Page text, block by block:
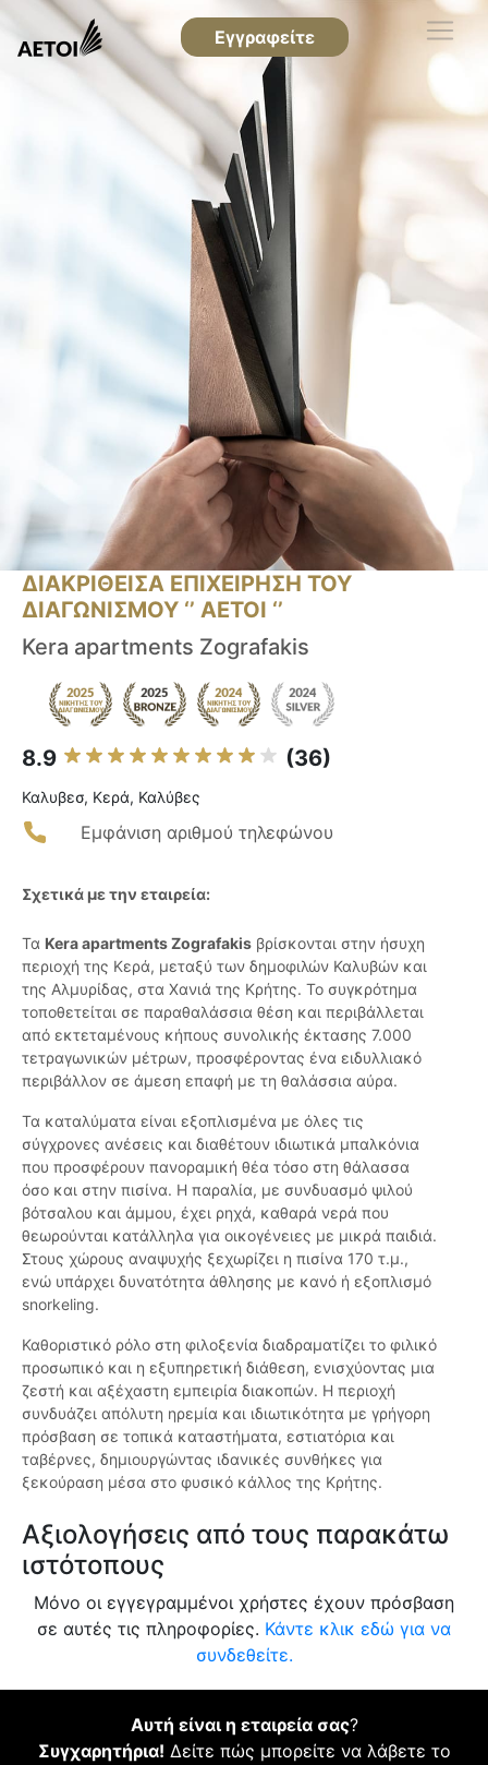
Εγγραφείτε
ΔΙΑΚΡΙΘΕΙΣΑ ΕΠΙΧΕΙΡΗΣΗ ΤΟΥ
ΔΙΑΓΩΝΙΣΜΟΥ ‘’ ΑΕΤΟΙ ‘’
Kera apartments Zografakis
8.9 (36)
Καλυβεσ, Κερά, Καλύβες
Εμφάνιση αριθμού τηλεφώνου
Σχετικά με την εταιρεία:
Τα Kera apartments Zografakis βρίσκονται στην ήσυχη
περιοχή της Κερά, μεταξύ των δημοφιλών Καλυβών και
της Αλμυρίδας, στα Χανιά της Κρήτης. Το συγκρότημα
τοποθετείται σε παραθαλάσσια θέση και περιβάλλεται
από εκτεταμένους κήπους συνολικής έκτασης 7.000
τετραγωνικών μέτρων, προσφέροντας ένα ειδυλλιακό
περιβάλλον σε άμεση επαφή με τη θαλάσσια αύρα.
Τα καταλύματα είναι εξοπλισμένα με όλες τις
σύγχρονες ανέσεις και διαθέτουν ιδιωτικά μπαλκόνια
που προσφέρουν πανοραμική θέα τόσο στη θάλασσα
όσο και στην πισίνα. Η παραλία, με συνδυασμό ψιλού
βότσαλου και άμμου, έχει ρηχά, καθαρά νερά που
θεωρούνται κατάλληλα για οικογένειες με μικρά παιδιά.
Στους χώρους αναψυχής ξεχωρίζει η πισίνα 170 τ.μ.,
ενώ υπάρχει δυνατότητα άθλησης με κανό ή εξοπλισμό
snorkeling.
Καθοριστικό ρόλο στη φιλοξενία διαδραματίζει το φιλικό
προσωπικό και η εξυπηρετική διάθεση, ενισχύοντας μια
ζεστή και αξέχαστη εμπειρία διακοπών. Η περιοχή
συνδυάζει απόλυτη ηρεμία και ιδιωτικότητα με γρήγορη
πρόσβαση σε τοπικά καταστήματα, εστιατόρια και
ταβέρνες, δημιουργώντας ιδανικές συνθήκες για
ξεκούραση μέσα στο φυσικό κάλλος της Κρήτης.
Αξιολογήσεις από τους παρακάτω
ιστότοπους
Μόνο οι εγγεγραμμένοι χρήστες έχουν πρόσβαση
σε αυτές τις πληροφορίες. Κάντε κλικ εδώ για να
συνδεθείτε.
Αυτή είναι η εταιρεία σας?
Συγχαρητήρια! Δείτε πώς μπορείτε να λάβετε το